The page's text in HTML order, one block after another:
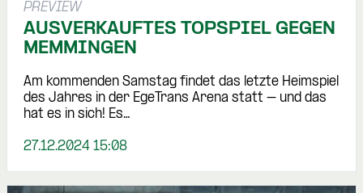
PREVIEW
AUSVERKAUFTES TOPSPIEL GEGEN
MEMMINGEN
Am kommenden Samstag findet das letzte Heimspiel
des Jahres in der EgeTrans Arena statt – und das
hat es in sich! Es…
27.12.2024 15:08